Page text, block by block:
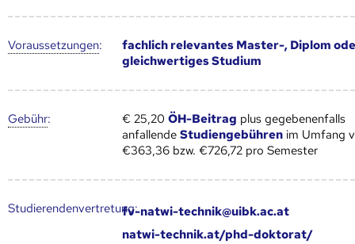
Voraus­setzungen:
fachlich relevantes Master-, Diplom
gleichwertiges Studium
Gebühr: € 25,20ÖH-Beitrag plus gegebenenfalls
anfallendeStudiengebühren im Umfang
€363,36 bzw. €726,72 pro Semester
Studierendenvertretung:fv-natwi-technik@uibk.ac.at
natwi-technik.at/phd-doktorat/